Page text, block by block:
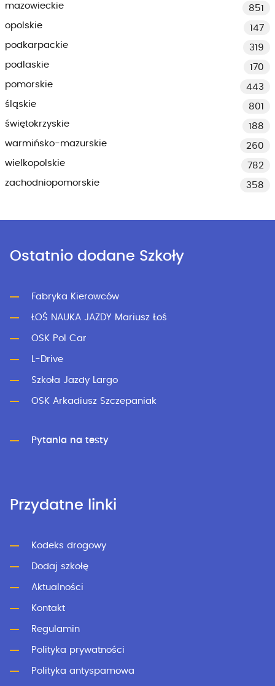
mazowieckie
851
opolskie
147
podkarpackie
319
podlaskie
170
pomorskie
443
śląskie
801
świętokrzyskie
188
warmińsko-mazurskie
260
wielkopolskie
782
zachodniopomorskie
358
Ostatnio dodane Szkoły
Fabryka Kierowców
ŁOŚ NAUKA JAZDY Mariusz Łoś
OSK Pol Car
L-Drive
Szkoła Jazdy Largo
OSK Arkadiusz Szczepaniak
Pytania na testy
Przydatne linki
Kodeks drogowy
Dodaj szkołę
Aktualności
Kontakt
Regulamin
Polityka prywatności
Polityka antyspamowa